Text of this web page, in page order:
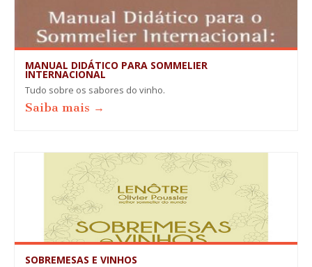
MANUAL DIDÁTICO PARA SOMMELIER
INTERNACIONAL
Tudo sobre os sabores do vinho.
Saiba mais →
SOBREMESAS E VINHOS